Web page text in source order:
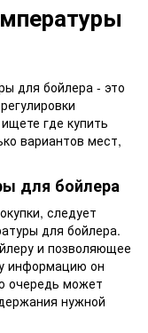
для бойлера - это
где купить
вариантов мест,
для бойлера
следует
для бойлера.
и позволяющее
информацию он
очередь может
нужной